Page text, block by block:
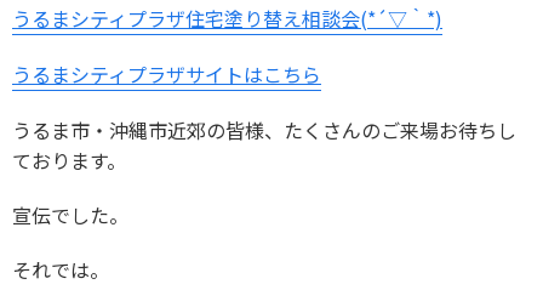
うるまシティプラザ住宅塗り替え相談会(*´▽｀*)
うるまシティプラザサイトはこちら
うるま市・沖縄市近郊の皆様、たくさんのご来場お待ちし
ております。
宣伝でした。
それでは。